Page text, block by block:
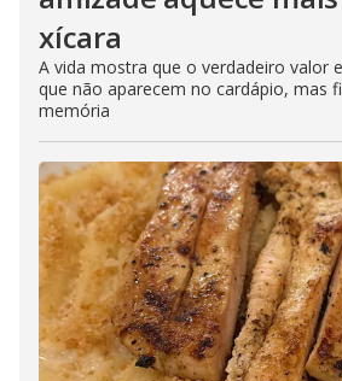
xícara
A vida mostra que o verdadeiro valor
que não aparecem no cardápio, mas
memória